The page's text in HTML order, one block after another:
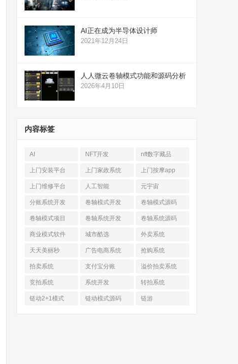
AI正在成为半导体设计师
2021年12月24日
人人微云卷轴模式功能和源码分析
2026年4月10日
内容标签
AI NFT开发 nft数字藏品
上门安装平台 上门家政系统 上门按摩app
上门维修平台 人工智能 元宇宙
分账系统开发 卷轴模式开发 卷轴模式源码
卷轴模式项目 卷轴系统开发 卷轴系统源码
商业模式软件 城市酷选 外卖系统
天天美丽秒 广告电商系统 抢购系统
拍卖系统 支付宝分账 溢价拍卖系统
竞拍系统 系统开发 转拍系统
链动2+1模式 链动模式源码 链游